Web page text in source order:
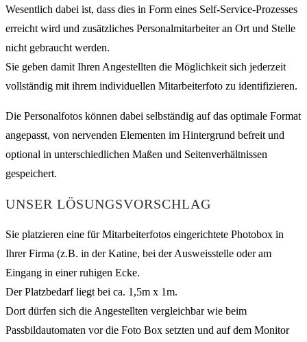
Wesentlich dabei ist, dass dies in Form eines Self-Service-Prozesses
erreicht wird und zusätzliches Personalmitarbeiter an Ort und Stelle
nicht gebraucht werden.
Sie geben damit Ihren Angestellten die Möglichkeit sich jederzeit
vollständig mit ihrem individuellen Mitarbeiterfoto zu identifizieren.
Die Personalfotos können dabei selbständig auf das optimale Format
angepasst, von nervenden Elementen im Hintergrund befreit und
optional in unterschiedlichen Maßen und Seitenverhältnissen
gespeichert.
UNSER LÖSUNGSVORSCHLAG
Sie platzieren eine für Mitarbeiterfotos eingerichtete Photobox in
Ihrer Firma (z.B. in der Katine, bei der Ausweisstelle oder am
Eingang in einer ruhigen Ecke.
Der Platzbedarf liegt bei ca. 1,5m x 1m.
Dort dürfen sich die Angestellten vergleichbar wie beim
Passbildautomaten vor die Foto Box setzten und auf dem Monitor